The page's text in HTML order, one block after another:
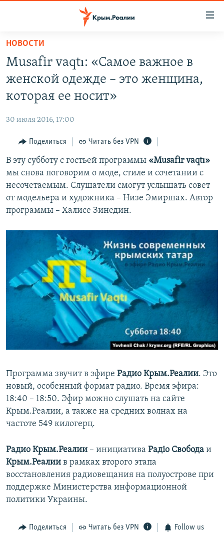
Вернуться
основному
содержанию
главной
Вернутся
поиску
НОВОСТИ
11 ЛЕТ ОККУПАЦИИ КРЫМА. 11 ИСТОРИЙ СОПРОТИВЛЕНИЯ
ЕЩЕ
ИНТЕРАКТИВ
ИНФОГРАФИКА
ТЕЛЕПРОЕКТ КРЫМ.РЕАЛИИ
СОВЕТЫ ПРАВОЗАЩИТНИКОВ
ПРОПАВШИЕ БЕЗ ВЕСТИ
ПОБЕДИТЕЛЕЙ НЕ СУДЯТ?
КРЫМ.НЕПОКОРЕННЫЙ
ELIFBE
УКРАИНСКАЯ ПРОБЛЕМА КРЫМА
РАДІО СВОБОДА
КАК ОБОЙТИ БЛОКИРОВКУ
Українською
ПРИСОЕДИНЯЙТЕСЬ!
Все сайты RFE/RL
НОВОСТИ
Musafir vaqtı: «Самое важное в
женской одежде – это женщина,
которая ее носит»
30 июля 2016, 17:00
Поделиться Читать без VPN
В эту субботу с гостьей программы «Musafir vaqtı»
мы снова поговорим о моде, стиле и сочетании с
несочетаемым. Слушатели смогут услышать совет
от модельера и художника – Низе Эмиршах. Автор
программы –​ Халисе Зинедин.
Программа звучит в эфире Радио Крым.Реалии. Это
новый, особенный формат радио. Время эфира:
18:40 – 18:50. Эфир можно слушать на сайте
Крым.Реалии, а также на средних волнах на
частоте 549 килогерц.
Радио Крым.Реалии – инициатива Радіо Свобода и
Крым.Реалии в рамках второго этапа
восстановления радиовещания на полуострове при
поддержке Министерства информационной
политики Украины.
Поделиться Читать без VPN Follow us